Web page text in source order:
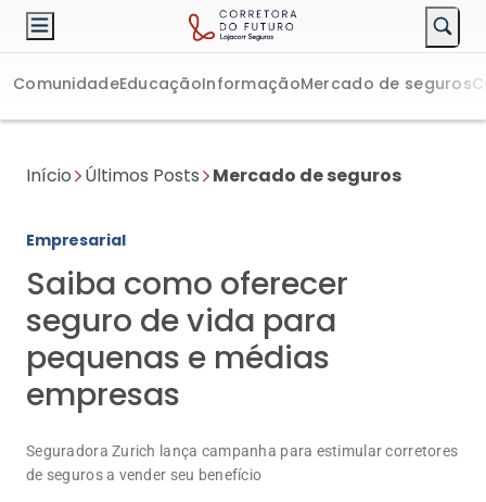
ComunidadeEducaçãoInformaçãoMercado de seguros
Início Últimos Posts Mercado de seguros
Empresarial
Saiba como oferecer
seguro de vida para
pequenas e médias
empresas
Seguradora Zurich lança campanha para estimular corretores
de seguros a vender seu benefício